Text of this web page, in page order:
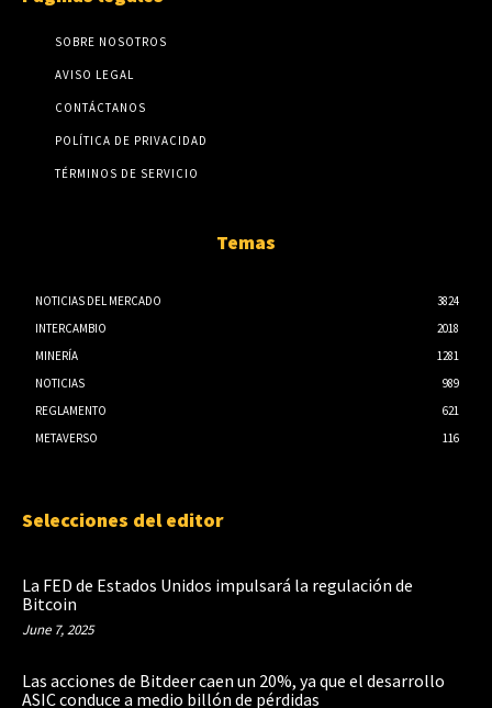
SOBRE NOSOTROS
AVISO LEGAL
CONTÁCTANOS
POLÍTICA DE PRIVACIDAD
TÉRMINOS DE SERVICIO
Temas
NOTICIAS DEL MERCADO
3824
INTERCAMBIO
2018
MINERÍA
1281
NOTICIAS
989
REGLAMENTO
621
METAVERSO
116
Selecciones del editor
La FED de Estados Unidos impulsará la regulación de
Bitcoin
June 7, 2025
Las acciones de Bitdeer caen un 20%, ya que el desarrollo
ASIC conduce a medio billón de pérdidas